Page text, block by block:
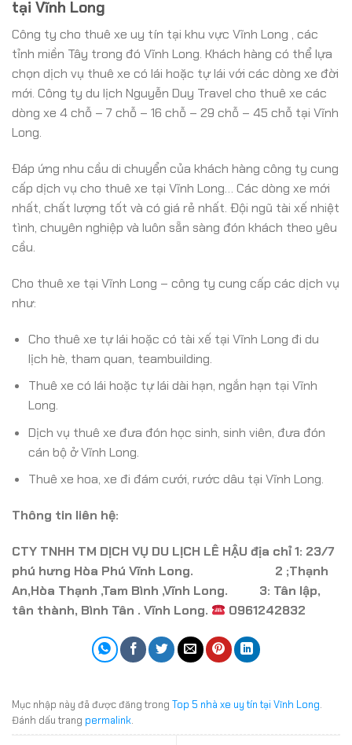
tại Vĩnh Long
Công ty cho thuê xe uy tín tại khu vực Vĩnh Long , các
tỉnh miền Tây trong đó Vĩnh Long. Khách hàng có thể lựa
chọn dịch vụ thuê xe có lái hoặc tự lái với các dòng xe đời
mới. Công ty du lịch Nguyễn Duy Travel cho thuê xe các
dòng xe 4 chỗ – 7 chỗ – 16 chỗ – 29 chỗ – 45 chỗ tại Vĩnh
Long.
Đáp ứng nhu cầu di chuyển của khách hàng công ty cung
cấp dịch vụ cho thuê xe tại Vĩnh Long… Các dòng xe mới
nhất, chất lượng tốt và có giá rẻ nhất. Đội ngũ tài xế nhiệt
tình, chuyên nghiệp và luôn sẵn sàng đón khách theo yêu
cầu.
Cho thuê xe tại Vĩnh Long – công ty cung cấp các dịch vụ
như:
Cho thuê xe tự lái hoặc có tài xế tại Vĩnh Long đi du
lịch hè, tham quan, teambuilding.
Thuê xe có lái hoặc tự lái dài hạn, ngắn hạn tại Vĩnh
Long.
Dịch vụ thuê xe đưa đón học sinh, sinh viên, đưa đón
cán bộ ở Vĩnh Long.
Thuê xe hoa, xe đi đám cưới, rước dâu tại Vĩnh Long.
Thông tin liên hệ:
CTY TNHH TM DỊCH VỤ DU LỊCH LÊ HẬU địa chỉ 1: 23/7
phú hưng Hòa Phú Vĩnh Long. 2 ;Thạnh
An,Hòa Thạnh ,Tam Bình ,Vĩnh Long. 3: Tân lập,
tân thành, Bình Tân . Vĩnh Long.
0961242832
Mục nhập này đã được đăng trong Top 5 nhà xe uy tín tại Vĩnh Long.
Đánh dấu trang permalink.